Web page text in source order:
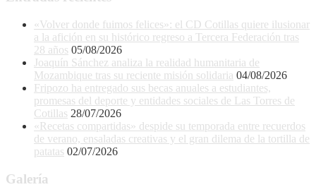
«Volver donde fuimos felices»: el CD Cotillas quiere ilusionar
a la afición en su histórico regreso a Tercera Federación tras
28 años 05/08/2026
Joaquín Sánchez analiza la realidad humanitaria de
Mozambique tras su reciente misión solidaria 04/08/2026
Fripozo ha entregado sus becas anuales a estudiantes,
promesas del deporte y entidades sociales de Las Torres de
Cotillas 28/07/2026
«Recetas compartidas» despide su temporada entre recuerdos
de verano, ensaladas creativas y el gran dilema de la tortilla de
patatas 02/07/2026
Galería